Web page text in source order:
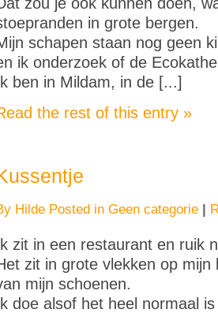
in grote bergen.
schapen staan nog geen
ik onderzoek of de
ben in Mildam, in de [...]
the rest of this entry »
Hilde Posted in Geen categorie |
zit in een restaurant en ruik
zit in grote vlekken op
mijn schoenen.
doe alsof het heel normaal